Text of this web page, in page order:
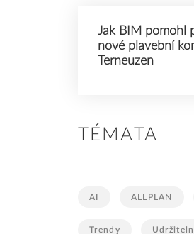
Jak BIM pomohl
nové plavební
Terneuzen
TÉMATA
AI ALLPLAN
Trendy